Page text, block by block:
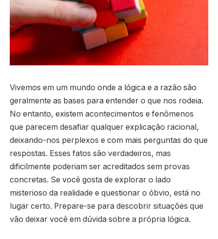
Vivemos em um mundo onde a lógica e a razão são
geralmente as bases para entender o que nos rodeia.
No entanto, existem acontecimentos e fenômenos
que parecem desafiar qualquer explicação racional,
deixando-nos perplexos e com mais perguntas do que
respostas. Esses fatos são verdadeiros, mas
dificilmente poderiam ser acreditados sem provas
concretas. Se você gosta de explorar o lado
misterioso da realidade e questionar o óbvio, está no
lugar certo. Prepare-se para descobrir situações que
vão deixar você em dúvida sobre a própria lógica.